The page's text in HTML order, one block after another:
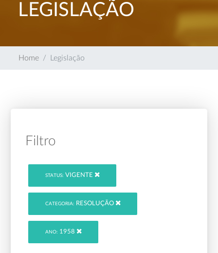
LEGISLAÇÃO
Home Legislação
Filtro
STATUS: VIGENTE
CATEGORIA: RESOLUÇÃO
ANO: 1958